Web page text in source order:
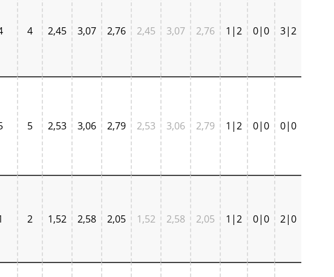
4 2,45 3,07 2,76 2,45 3,07 2,76 1|2 0|0 3|2
5 2,53 3,06 2,79 2,53 3,06 2,79 1|2 0|0 0|0
2 1,52 2,58 2,05 1,52 2,58 2,05 1|2 0|0 2|0